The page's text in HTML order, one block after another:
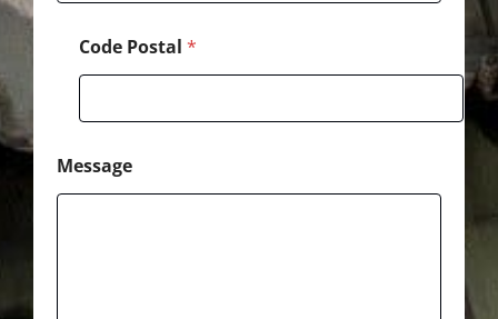
Code Postal *
Message